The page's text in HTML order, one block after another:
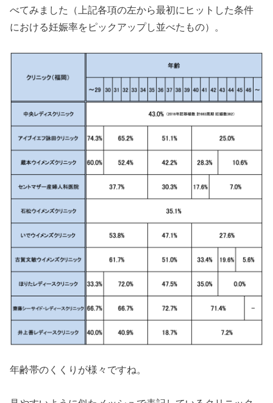
べてみました（上記各項の左から最初にヒットした条件
における妊娠率をピックアップし並べたもの）。
年齢帯のくくりが様々ですね。